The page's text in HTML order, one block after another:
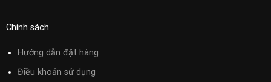
Chính sách
Hướng dẫn đặt hàng
Điều khoản sử dụng